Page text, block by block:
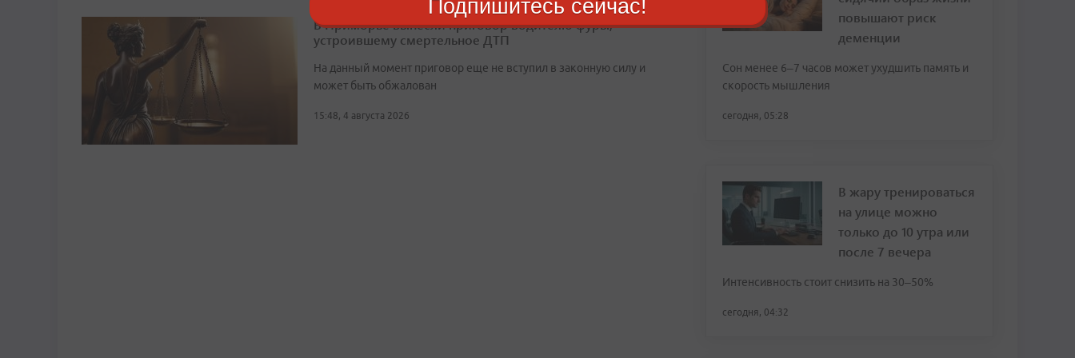
В Приморье вынесли приговор водителю фуры,
устроившему смертельное ДТП
На данный момент приговор еще не вступил в законную силу и
может быть обжалован
15:48, 4 августа 2026
повышают риск
деменции
Сон менее 6–7 часов может ухудшить память и
скорость мышления
сегодня, 05:28
В жару тренироваться
на улице можно
только до 10 утра или
после 7 вечера
Интенсивность стоит снизить на 30–50%
сегодня, 04:32
Подпишитесь сейчас!